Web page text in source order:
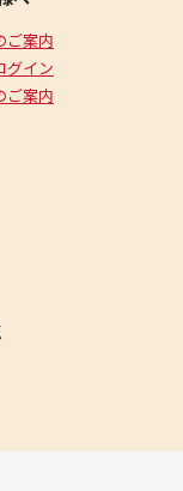
ご案内
グイン
ご案内